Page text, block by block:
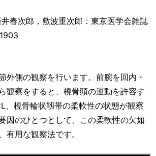
春次郎，敷波重次郎：東京医学会雑誌
外側の観察を行います。前腕を回内・
観察をすると、橈骨頭の運動を許容す
、橈骨輪状靱帯の柔軟性の状態が観察
因のひとつとして、この柔軟性の欠如
有用な観察法です。